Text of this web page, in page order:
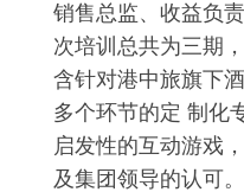
销售总监、收益负
次培训总共为三期
含针对港中旅旗下
多个环节的定 制化
启发性的互动游戏
及集团领导的认可。